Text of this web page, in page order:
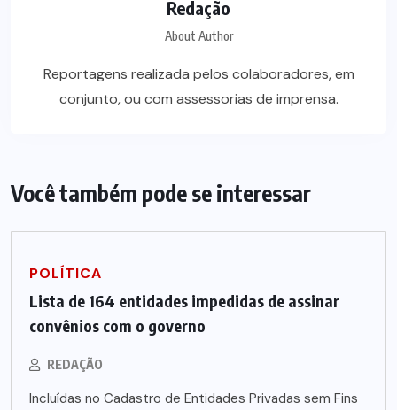
Redação
About Author
Reportagens realizada pelos colaboradores, em
conjunto, ou com assessorias de imprensa.
Você também pode se interessar
POLÍTICA
Lista de 164 entidades impedidas de assinar
convênios com o governo
REDAÇÃO
Incluídas no Cadastro de Entidades Privadas sem Fins